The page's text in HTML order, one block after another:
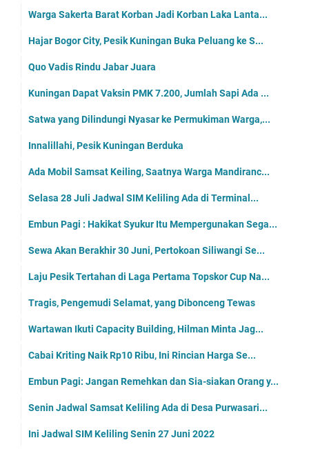
Warga Sakerta Barat Korban Jadi Korban Laka Lanta...
Hajar Bogor City, Pesik Kuningan Buka Peluang ke S...
Quo Vadis Rindu Jabar Juara
Kuningan Dapat Vaksin PMK 7.200, Jumlah Sapi Ada ...
Satwa yang Dilindungi Nyasar ke Permukiman Warga,...
Innalillahi, Pesik Kuningan Berduka
Ada Mobil Samsat Keiling, Saatnya Warga Mandiranc...
Selasa 28 Juli Jadwal SIM Keliling Ada di Terminal...
Embun Pagi : Hakikat Syukur Itu Mempergunakan Sega...
Sewa Akan Berakhir 30 Juni, Pertokoan Siliwangi Se...
Laju Pesik Tertahan di Laga Pertama Topskor Cup Na...
Tragis, Pengemudi Selamat, yang Dibonceng Tewas
Wartawan Ikuti Capacity Building, Hilman Minta Jag...
Cabai Kriting Naik Rp10 Ribu, Ini Rincian Harga Se...
Embun Pagi: Jangan Remehkan dan Sia-siakan Orang y...
Senin Jadwal Samsat Keliling Ada di Desa Purwasari...
Ini Jadwal SIM Keliling Senin 27 Juni 2022